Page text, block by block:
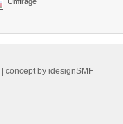
| concept by idesignSMF